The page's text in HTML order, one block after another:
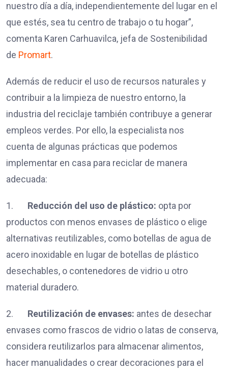
nuestro día a día, independientemente del lugar en el
que estés, sea tu centro de trabajo o tu hogar”,
comenta Karen Carhuavilca, jefa de Sostenibilidad
de Promart.
Además de reducir el uso de recursos naturales y
contribuir a la limpieza de nuestro entorno, la
industria del reciclaje también contribuye a generar
empleos verdes. Por ello, la especialista nos
cuenta de algunas prácticas que podemos
implementar en casa para reciclar de manera
adecuada:
1. Reducción del uso de plástico: opta por
productos con menos envases de plástico o elige
alternativas reutilizables, como botellas de agua de
acero inoxidable en lugar de botellas de plástico
desechables, o contenedores de vidrio u otro
material duradero.
2. Reutilización de envases: antes de desechar
envases como frascos de vidrio o latas de conserva,
considera reutilizarlos para almacenar alimentos,
hacer manualidades o crear decoraciones para el